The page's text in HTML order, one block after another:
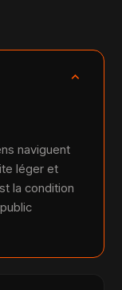
expand_more
naviguent
léger et
la condition